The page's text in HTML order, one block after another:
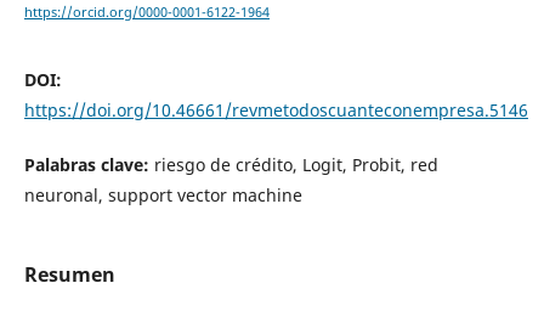
https://orcid.org/0000-0001-6122-1964
DOI:
https://doi.org/10.46661/revmetodoscuanteconempresa.5146
Palabras clave: riesgo de crédito, Logit, Probit, red
neuronal, support vector machine
Resumen